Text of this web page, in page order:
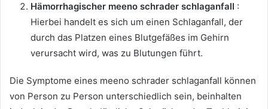
Hämorrhagischer meeno schrader schlaganfall :
Hierbei handelt es sich um einen Schlaganfall, der
durch das Platzen eines Blutgefäßes im Gehirn
verursacht wird, was zu Blutungen führt.
Die Symptome eines meeno schrader schlaganfall können
von Person zu Person unterschiedlich sein, beinhalten